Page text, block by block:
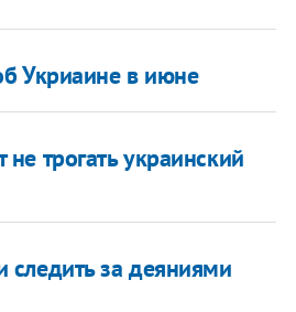
Укриаине в июне
трогать украинский
за деяниями